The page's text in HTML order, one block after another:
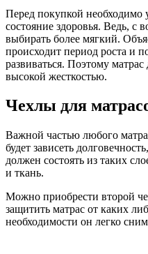
Перед покупкой необходимо
состояние здоровья. Ведь, с
выбирать более мягкий.
происходит период роста и
развиваться. Поэтому
высокой жесткостью.
Чехлы для
Важной частью любого
будет зависеть
должен состоять из таких
и ткань.
Можно приобрести второй
защитить матрас от каких
необходимости он легко